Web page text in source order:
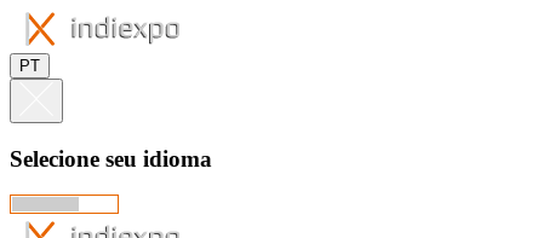
PT
Selecione seu idioma